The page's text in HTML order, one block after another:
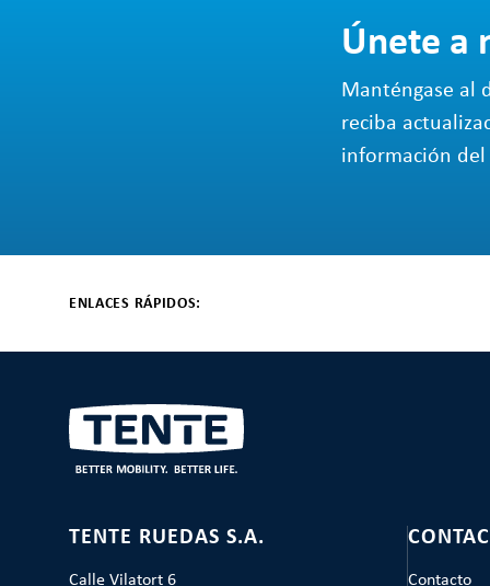
Únete a
Manténgase al
reciba
información del
ENLACES RÁPIDOS:
TENTE RUEDAS S.A.
Calle Vilatort 6 Contacto